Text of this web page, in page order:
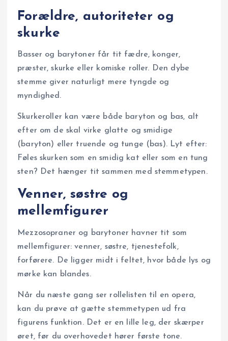
Forældre, autoriteter og
skurke
Basser og barytoner får tit fædre, konger,
præster, skurke eller komiske roller. Den dybe
stemme giver naturligt mere tyngde og
myndighed.
Skurkeroller kan være både baryton og bas, alt
efter om de skal virke glatte og smidige
(baryton) eller truende og tunge (bas). Lyt efter:
Føles skurken som en smidig kat eller som en tung
sten? Det hænger tit sammen med stemmetypen.
Venner, søstre og
mellemfigurer
Mezzosopraner og barytoner havner tit som
mellemfigurer: venner, søstre, tjenestefolk,
forførere. De ligger midt i feltet, hvor både lys og
mørke kan blandes.
Når du næste gang ser rollelisten til en opera,
kan du prøve at gætte stemmetypen ud fra
figurens funktion. Det er en lille leg, der skærper
øret, før du overhovedet hører første tone.